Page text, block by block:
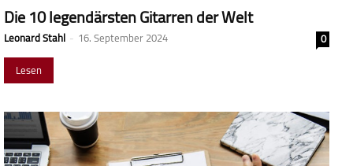
Die 10 legendärsten Gitarren der Welt
Leonard Stahl - 16. September 2024
0
Lesen